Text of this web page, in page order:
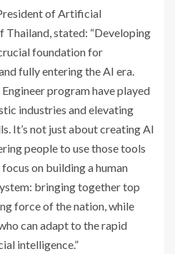
of Artificial
stated: “Developing
foundation for
fully entering the AI era.
program have played
industries and elevating
It’s not just about creating AI
people to use those tools
on building a human
bringing together top
force of the nation, while
can adapt to the rapid
intelligence.”